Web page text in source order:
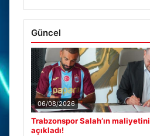
Güncel
06/08/2026
Trabzonspor Salah’ın maliyetini
açıkladı!